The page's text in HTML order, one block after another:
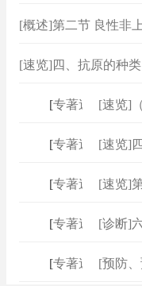
[概述]第二节 良性非
[速览]四、抗原的种类
专著速查]
[速览]
专著速查]
[速览]
专著速查]
[速览]
专著速查]
[诊断]
专著速查]
[预防